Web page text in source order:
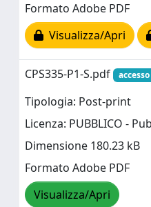
Formato Adobe PDF
Visualizza/Apri
CPS335-P1-S.pdf
Tipologia: Post-print
Licenza: PUBBLICO -
Dimensione 180.23 kB
Formato Adobe PDF
Visualizza/Apri